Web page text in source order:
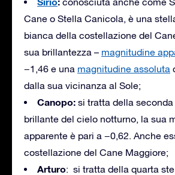
Cane o Stella Canicola, è una
bianca della costellazione del
sua brillantezza – magnitudine
−1,46 e una magnitudine assoluta
dalla sua vicinanza al Sole;
Canopo: si tratta della
brillante del cielo notturno, la sua
apparente è pari a −0,62. Anche
costellazione del Cane Maggiore;
Arturo: si tratta della quarta